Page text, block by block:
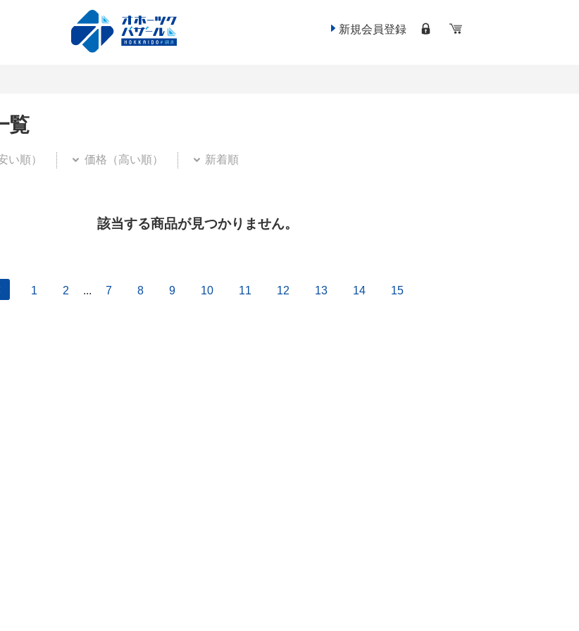
新規会員登録
覧
い順） 価格（高い順） 新着順
該当する商品が見つかりません。
1 2 ... 7 8 9 10 11 12 13 14 15